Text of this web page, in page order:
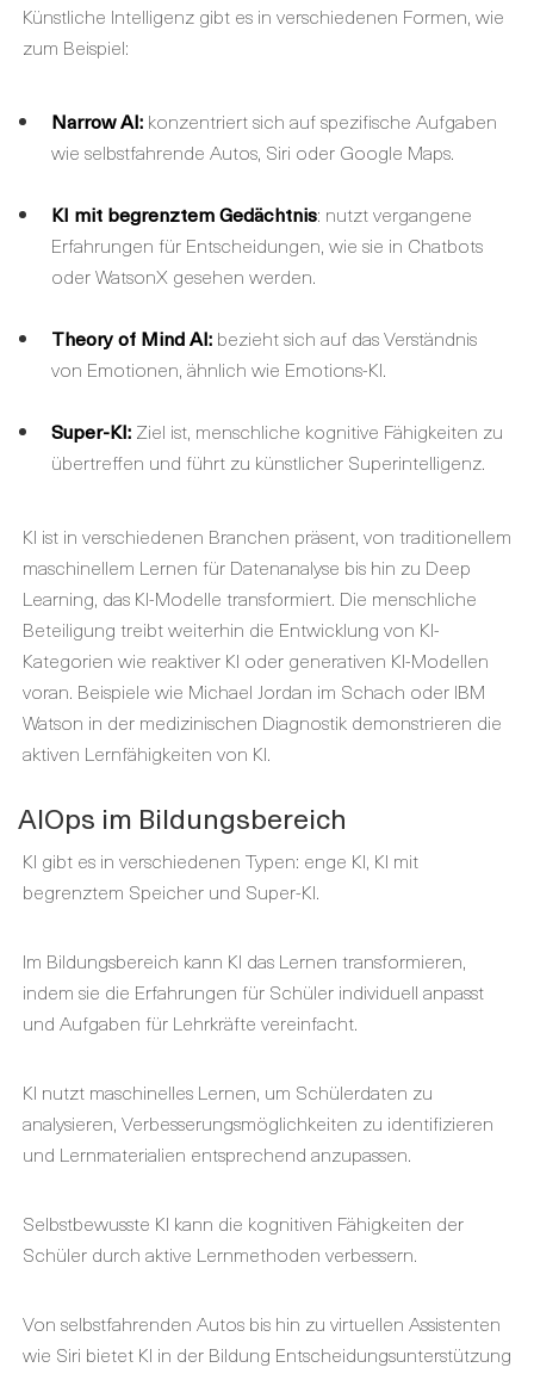
Künstliche Intelligenz gibt es in verschiedenen Formen, wie
zum Beispiel:
Narrow AI: konzentriert sich auf spezifische Aufgaben
wie selbstfahrende Autos, Siri oder Google Maps.
KI mit begrenztem Gedächtnis: nutzt vergangene
Erfahrungen für Entscheidungen, wie sie in Chatbots
oder WatsonX gesehen werden.
Theory of Mind AI: bezieht sich auf das Verständnis
von Emotionen, ähnlich wie Emotions-KI.
Super-KI: Ziel ist, menschliche kognitive Fähigkeiten zu
übertreffen und führt zu künstlicher Superintelligenz.
KI ist in verschiedenen Branchen präsent, von traditionellem
maschinellem Lernen für Datenanalyse bis hin zu Deep
Learning, das KI-Modelle transformiert. Die menschliche
Beteiligung treibt weiterhin die Entwicklung von KI-
Kategorien wie reaktiver KI oder generativen KI-Modellen
voran. Beispiele wie Michael Jordan im Schach oder IBM
Watson in der medizinischen Diagnostik demonstrieren die
aktiven Lernfähigkeiten von KI.
AIOps im Bildungsbereich
KI gibt es in verschiedenen Typen: enge KI, KI mit
begrenztem Speicher und Super-KI.
Im Bildungsbereich kann KI das Lernen transformieren,
indem sie die Erfahrungen für Schüler individuell anpasst
und Aufgaben für Lehrkräfte vereinfacht.
KI nutzt maschinelles Lernen, um Schülerdaten zu
analysieren, Verbesserungsmöglichkeiten zu identifizieren
und Lernmaterialien entsprechend anzupassen.
Selbstbewusste KI kann die kognitiven Fähigkeiten der
Schüler durch aktive Lernmethoden verbessern.
Von selbstfahrenden Autos bis hin zu virtuellen Assistenten
wie Siri bietet KI in der Bildung Entscheidungsunterstützung